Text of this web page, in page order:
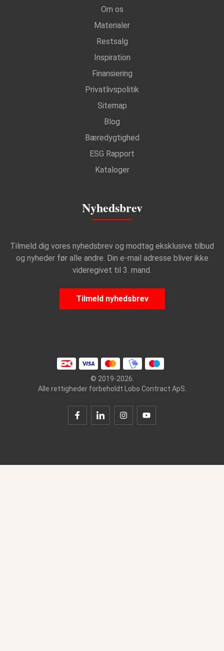
Om os
Materialer
Restsalg
Inspiration
Finansiering
Privatlivspolitik
Sitemap
Blog
Bæredygtighed
ESG Rapport
Kataloger
Nyhedsbrev
Tilmeld dig vores nyhedsbrev og modtag eksklusive tilbud
og nyheder før alle andre. Din e-mail adresse bliver ikke
videregivet til 3. mand.
Tilmeld nyhedsbrev
© 2019-2026.
Alle rettigheder forbeholdt Lobo Contract ApS.